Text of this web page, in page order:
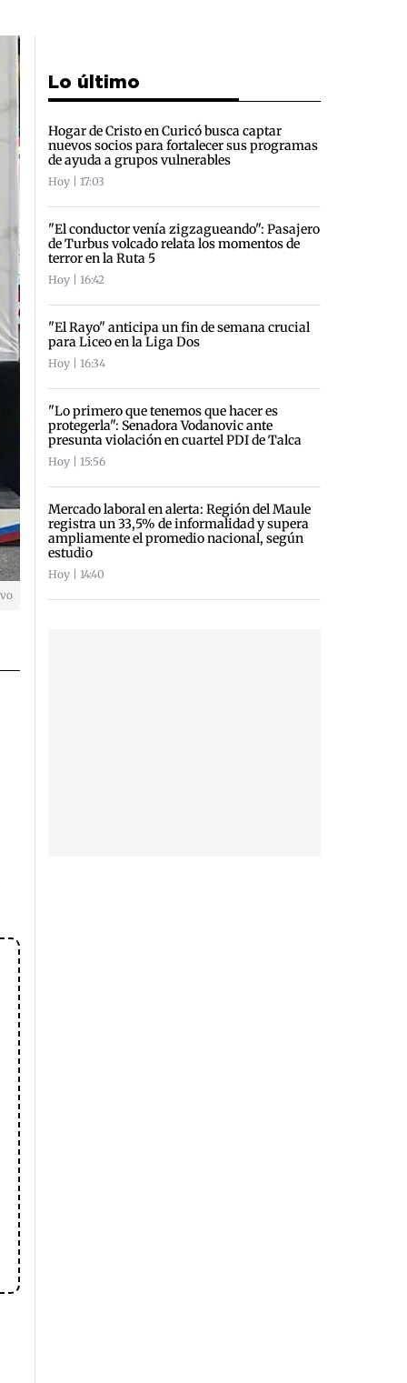
Lo último
Hogar de Cristo en Curicó busca captar
nuevos socios para fortalecer sus programas
de ayuda a grupos vulnerables
Hoy | 17:03
"El conductor venía zigzagueando": Pasajero
de Turbus volcado relata los momentos de
terror en la Ruta 5
Hoy | 16:42
"El Rayo" anticipa un fin de semana crucial
para Liceo en la Liga Dos
Hoy | 16:34
"Lo primero que tenemos que hacer es
protegerla": Senadora Vodanovic ante
presunta violación en cuartel PDI de Talca
Hoy | 15:56
Mercado laboral en alerta: Región del Maule
registra un 33,5% de informalidad y supera
ampliamente el promedio nacional, según
estudio
Hoy | 14:40